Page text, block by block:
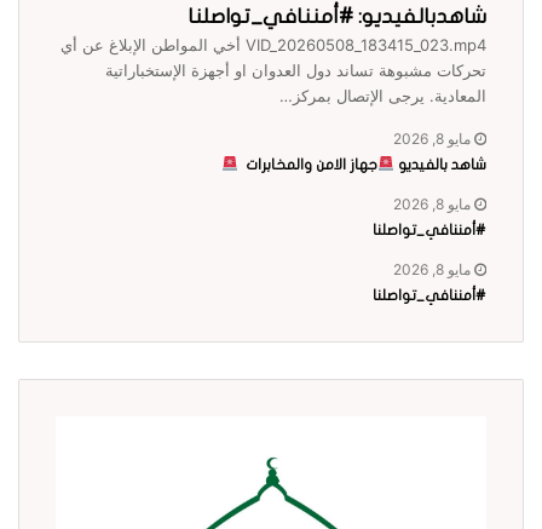
شاهدبالفيديو: #أمننافي_تواصلنا
VID_20260508_183415_023.mp4 أخي المواطن الإبلاغ عن أي
تحركات مشبوهة تساند دول العدوان او أجهزة الإستخباراتية
المعادية. يرجى الإتصال بمركز…
مايو 8, 2026
شاهد بالفيديو جهاز الامن والمخابرات
مايو 8, 2026
#أمننافي_تواصلنا
مايو 8, 2026
#أمننافي_تواصلنا